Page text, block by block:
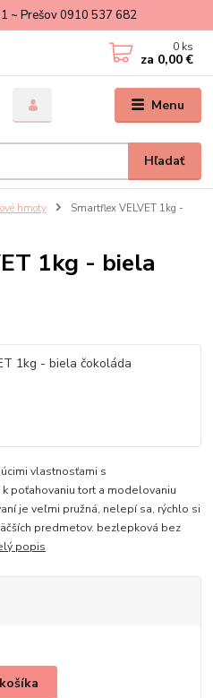
~ Prešov 0910 537 682
Menu
Hľadať
0 ks
za 0,00 €
hmoty
Smartflex VELVET 1kg -
1kg - biela
vlastnosťami s
poťahovaniu tort a modelovaniu
je veľmi pružná, nelepí sa, rýchlo si
predmetov. bezlepková bez
popis